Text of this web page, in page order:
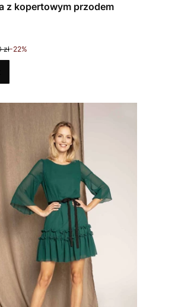
z kopertowym przodem
zł-22%